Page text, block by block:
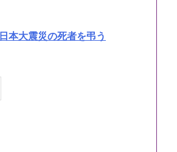
本大震災の死者を弔う